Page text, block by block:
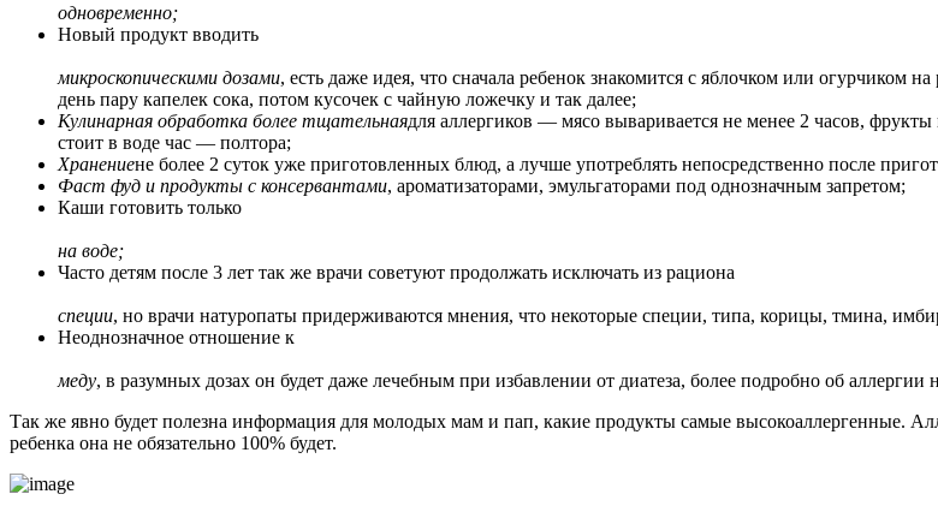
одновременно;
Новый продукт вводить
микроскопическими дозами, есть даже идея, что сначала ребенок знакомится с яблочком или
день пару капелек сока, потом кусочек с чайную ложечку и так далее;
Кулинарная обработка более тщательнаядля аллергиков — мясо вываривается не менее 2 часов,
стоит в воде час — полтора;
Хранениене более 2 суток уже приготовленных блюд, а лучше употреблять непосредственно после
Фаст фуд и продукты с консервантами, ароматизаторами, эмульгаторами под однозначным запретом;
Каши готовить только
на воде;
Часто детям после 3 лет так же врачи советуют продолжать исключать из рациона
специи, но врачи натуропаты придерживаются мнения, что некоторые специи, типа, корицы, тмина,
Неоднозначное отношение к
меду, в разумных дозах он будет даже лечебным при избавлении от диатеза, более подробно об аллергии
Так же явно будет полезна информация для молодых мам и пап, какие продукты самые высокоаллергенные.
ребенка она не обязательно 100% будет.